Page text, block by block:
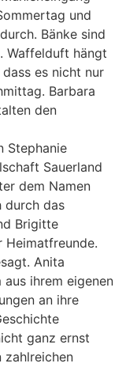
und
Bänke sind
Waffelduft hängt
es nicht nur
Barbara
den
Stephanie
Sauerland
dem Namen
durch das
Brigitte
Heimatfreunde.
Anita
ihrem eigenen
an ihre
ganz ernst
zahlreichen